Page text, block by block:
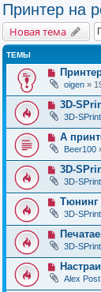
Принтер на
Новая тема
ТЕМЫ
oigen »
3D-
3D-
А
Beer100
3D-
3D-
Тюнинг
3D-
3D-
Alex Post